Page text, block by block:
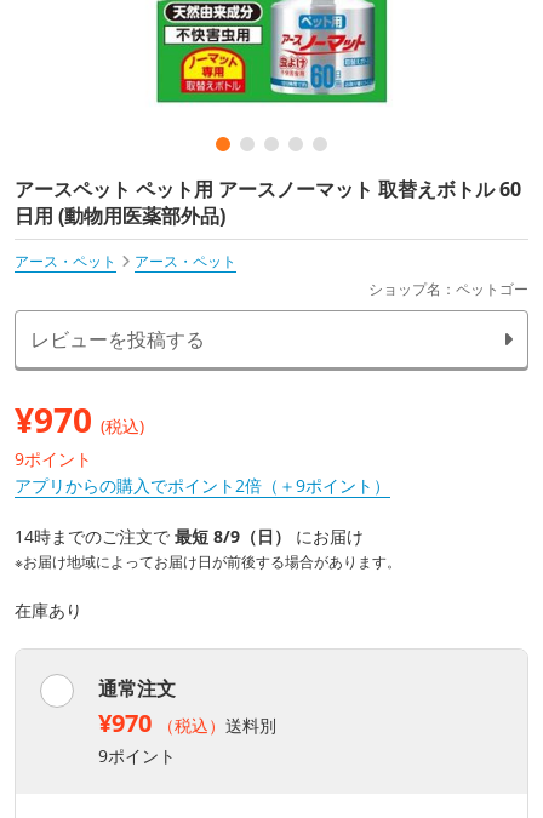
アースペット ペット用 アースノーマット 取替えボトル 60
日用 (動物用医薬部外品)
アース・ペット
アース・ペット
ショップ名：ペットゴー
レビューを投稿する
¥970 (税込)
9ポイント
アプリからの購入でポイント2倍（＋9ポイント）
14時までのご注文で 最短 8/9（日） にお届け
※お届け地域によってお届け日が前後する場合があります。
在庫あり
通常注文
¥970 （税込） 送料別
9ポイント